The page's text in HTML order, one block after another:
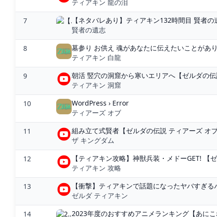
ティアキン 龍の泪
7
【ネタバレあり】ティアキン132時間目 賢者
賢者の遺志
8
墓参り お供え 魂があなたに伝えたいことがあ
ティアキン 白龍
9
朝活 竪穴の洞窟から寒いエリアへ【ゼルダの
ティアキン 洞窟
10
WordPress › Error
ティアーズ オブ
11
組み立て式賢者【ゼルダの伝説 ティアーズ オ
ザ キングダム
12
【ティアキン攻略】神獣兵装・メドーGET! 【
ティアキン 攻略
13
【衝撃】ティアキンで話題になったヤバすぎ
ゼルダ ティアキン
14
2023年度のおすすめアニメランキング【あに